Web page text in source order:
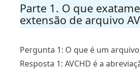
Parte 1. O que
extensão de arquivo
Pergunta 1: O que é um arquivo
Resposta 1: AVCHD é a